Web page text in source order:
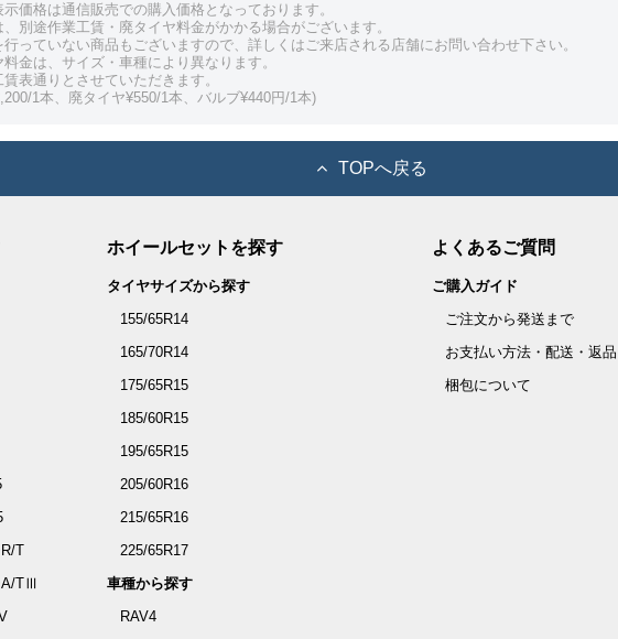
示価格は通信販売での購入価格となっております。
別途作業工賃・廃タイヤ料金がかかる場合がございます。
っていない商品もございますので、詳しくはご来店される店舗にお問い合わせ下さい。
金は、サイズ・車種により異なります。
表通りとさせていただきます。
1本、廃タイヤ¥550/1本、バルブ¥440円/1本)
TOPへ戻る
T
A/TⅢ
ホイールセットを探す
タイヤサイズから探す
155/65R14
165/70R14
175/65R15
185/60R15
195/65R15
205/60R16
215/65R16
225/65R17
車種から探す
RAV4
よくあるご質問
ご購入ガイド
ご注文から発送まで
お支払い方法・配送・返品
梱包について